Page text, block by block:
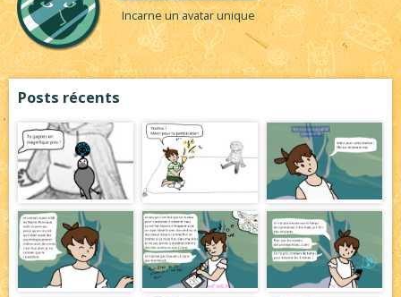
Incarne un avatar unique
Posts récents